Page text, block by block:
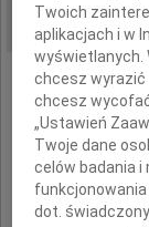
DATA
Twoich
aplikacjach i w
wyświetlanych.
chcesz wyrazić
chcesz
„Ustawień
Twoje dane
celów badania
funkcjonowania
dot.